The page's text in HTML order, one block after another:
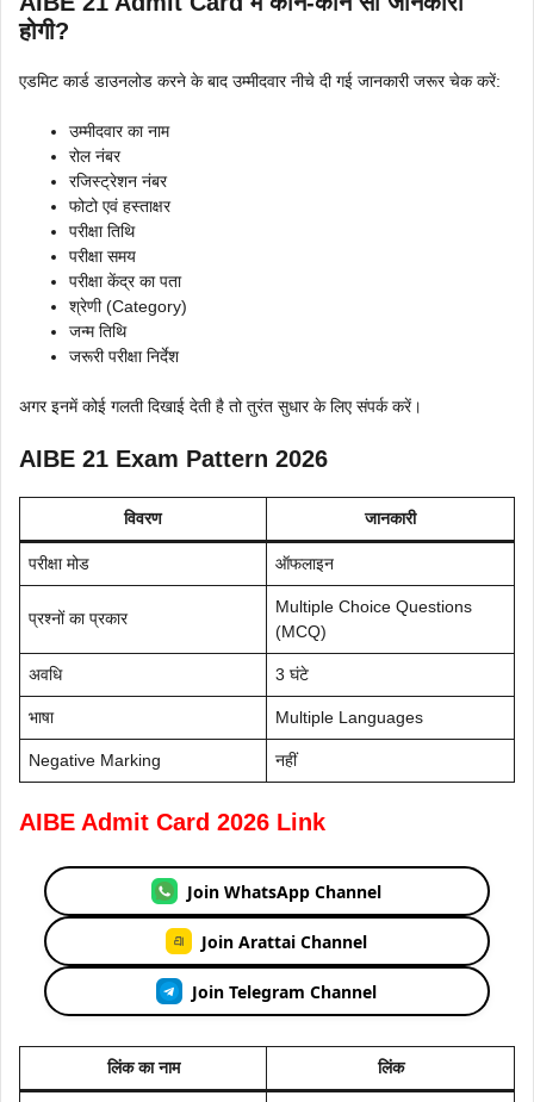
होगी?
एडमिट कार्ड डाउनलोड करने के बाद उम्मीदवार नीचे दी गई जानकारी जरूर चेक करें:
उम्मीदवार का नाम
रोल नंबर
रजिस्ट्रेशन नंबर
फोटो एवं हस्ताक्षर
परीक्षा तिथि
परीक्षा समय
परीक्षा केंद्र का पता
श्रेणी (Category)
जन्म तिथि
जरूरी परीक्षा निर्देश
अगर इनमें कोई गलती दिखाई देती है तो तुरंत सुधार के लिए संपर्क करें।
AIBE 21 Exam Pattern 2026
विवरण जानकारी
परीक्षा मोड ऑफलाइन
प्रश्नों का प्रकार
Multiple Choice Questions
(MCQ)
अवधि 3 घंटे
भाषा Multiple Languages
Negative Marking नहीं
AIBE Admit Card 2026 Link
Join WhatsApp Channel
Join Arattai Channel
Join Telegram Channel
लिंक का नाम लिंक